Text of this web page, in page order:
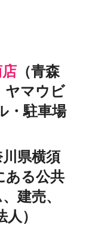
（青森
マウビ
・駐車場
川県横須
ある公共
建売、
）